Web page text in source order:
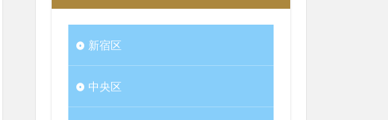
新宿区
中央区